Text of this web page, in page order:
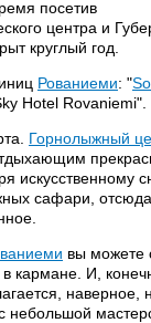
посетив
центра и
круглый год.
Рованиеми: "
Hotel Rovaniemi".
Горнолыжный
искусственному
сафари,
вы можете
кармане. И,
небольшой